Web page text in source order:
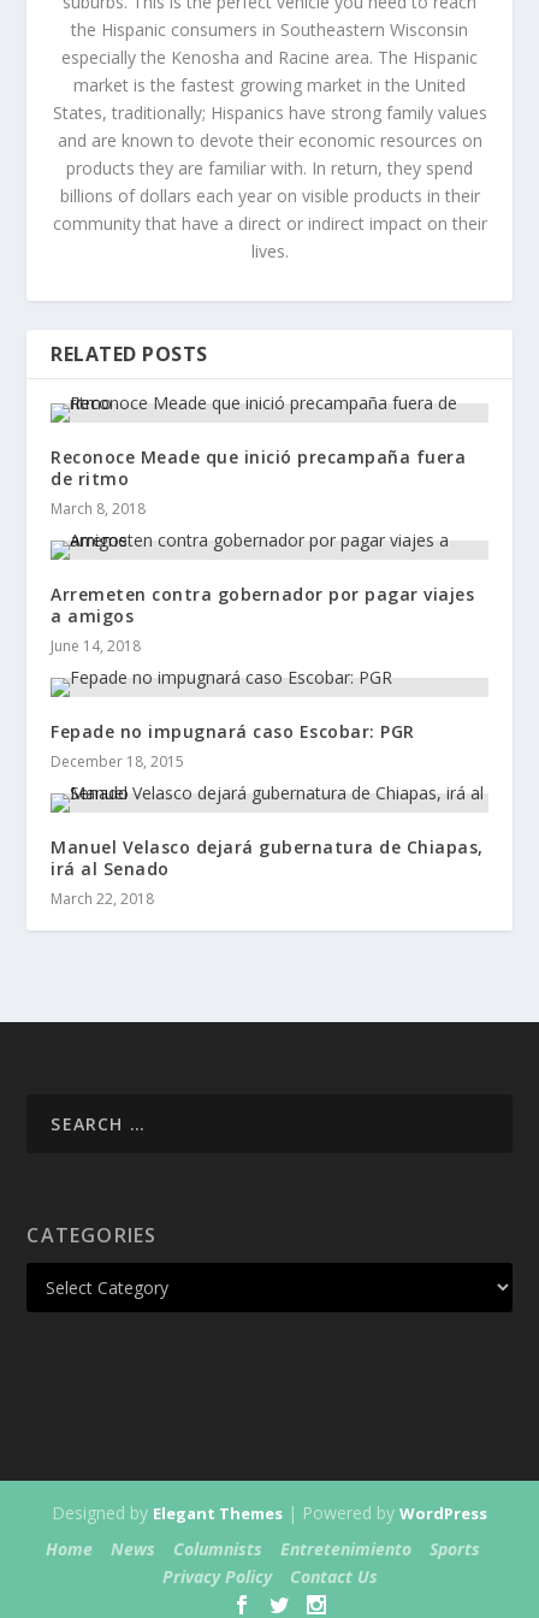
the Hispanic consumers in Southeastern Wisconsin
especially the Kenosha and Racine area. The Hispanic
market is the fastest growing market in the United
States, traditionally; Hispanics have strong family values
and are known to devote their economic resources on
products they are familiar with. In return, they spend
billions of dollars each year on visible products in their
community that have a direct or indirect impact on their
lives.
RELATED POSTS
Reconoce Meade que inició precampaña fuera
de ritmo
March 8, 2018
Arremeten contra gobernador por pagar viajes
a amigos
June 14, 2018
Fepade no impugnará caso Escobar: PGR
December 18, 2015
Manuel Velasco dejará gubernatura de Chiapas,
irá al Senado
March 22, 2018
CATEGORIES
Designed by Elegant Themes | Powered by WordPress
Home News Columnists Entretenimiento
Sports
Privacy Policy
Contact Us